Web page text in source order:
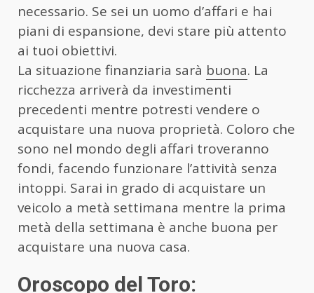
necessario. Se sei un uomo d’affari e hai
piani di espansione, devi stare più attento
ai tuoi obiettivi.
La situazione finanziaria sarà buona. La
ricchezza arriverà da investimenti
precedenti mentre potresti vendere o
acquistare una nuova proprietà. Coloro che
sono nel mondo degli affari troveranno
fondi, facendo funzionare l’attività senza
intoppi. Sarai in grado di acquistare un
veicolo a metà settimana mentre la prima
metà della settimana è anche buona per
acquistare una nuova casa.
Oroscopo del Toro: